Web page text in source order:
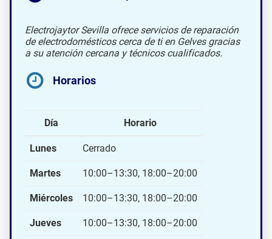
Electrojaytor Sevilla ofrece servicios de reparación
de electrodomésticos cerca de ti en Gelves gracias
a su atención cercana y técnicos cualificados.
Horarios
Día Horario
Lunes Cerrado
Martes 10:00–13:30, 18:00–20:00
Miércoles 10:00–13:30, 18:00–20:00
Jueves 10:00–13:30, 18:00–20:00